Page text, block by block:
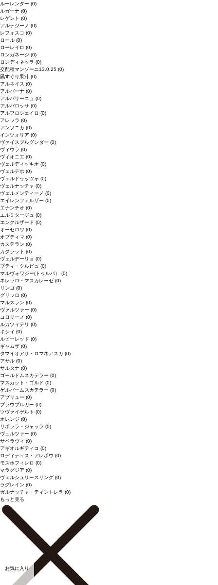
お気に入り
ルーレンダー (0)
ルガーナ (0)
レゲント (0)
アルテジーノ (0)
レフォスコ (0)
ロール (0)
ローレイロ (0)
ロンガネージ (0)
ロンディネッラ (0)
交配種マンゾーニ13.0.25 (0)
黒すぐり果汁 (0)
アルネイス (0)
アルバーナ (0)
アルバリーニョ (0)
アルバロッサ (0)
アルフロシェイロ (0)
アレッラ (0)
アンソニカ (0)
インツォリア (0)
ヴァイスブルグンダー (0)
ヴィウラ (0)
ヴィオニエ (0)
ヴェルディッキオ (0)
ヴェルデホ (0)
ヴェルドゥッツォ (0)
ヴェルナッチャ (0)
ヴェルメンティーノ (0)
エイレンフェルザー (0)
エナンチオ (0)
エルミタージュ (0)
エンクルザード (0)
オーセロワ (0)
オプティマ (0)
カステラン (0)
カタラット (0)
ヴェルデーリョ (0)
プティ・クルビュ (0)
マルヴォワジー(トゥルバ） (0)
ネレッロ・マスカレーゼ (0)
リンゴ (0)
グリッロ (0)
マルスラン (0)
ヴァルツァー (0)
コロリーノ (0)
ルカツィテリ (0)
キシィ (0)
ルビーレッド (0)
ギャムザ (0)
タマイオアサ・ロマネアスカ (0)
アサル (0)
サルタナ (0)
ゴールドムスカテラー (0)
マスカット・ゴルド (0)
ゲルバームスカテラー (0)
アブリュー (0)
ブラウブルガー (0)
ツヴァイゲルト (0)
オレンジ (0)
リボッラ・ジャッラ (0)
ヴュルツァー (0)
サペラヴィ (0)
アギオルギティコ (0)
ロディティス・アレポウ (0)
モスホフィレロ (0)
マラグジア (0)
ヴェルシュリースリング (0)
ラグレイン (0)
ガルナッチャ・ティントレラ (0)
もっと見る